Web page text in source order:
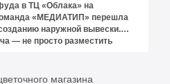
в ТЦ «Облака» на
«МЕДИАТИП» перешла
наружной вывески.
— не просто разместить